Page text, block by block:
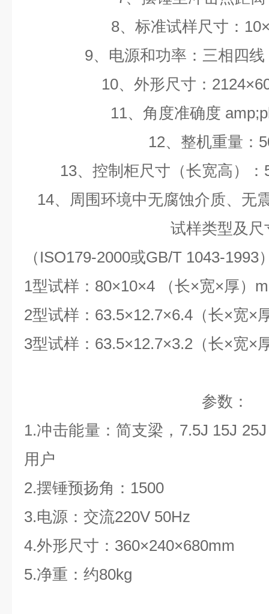
8、标准试样尺寸：
9、电源和功率：三相四
10、外形尺寸：
11、角度准确度
12、整机重量：
13、控制柜尺寸（长宽高）
14、周围环境中无腐蚀介质、无
试样类型及尺
（ISO179-2000或GB/T 1043-1993
1型试样：80×10×4 （长×宽×厚）
2型试样：63.5×12.7×6.4（长×宽×
3型试样：63.5×12.7×3.2（长×宽×
参数：
1.冲击能量：简支梁，7.5J 15J
用户
2.摆锤预扬角：1500
3.电源：交流220V 50Hz
4.外形尺寸：360×240×680mm
5.净重：约80kg